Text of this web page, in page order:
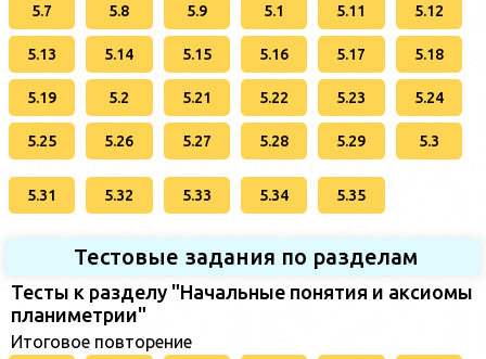
5.7 5.8 5.9 5.1 5.11 5.12
5.13 5.14 5.15 5.16 5.17 5.18
5.19 5.2 5.21 5.22 5.23 5.24
5.25 5.26 5.27 5.28 5.29 5.3
5.31 5.32 5.33 5.34 5.35
Тестовые задания по разделам
Тесты к разделу "Начальные понятия и аксиомы
планиметрии"
Итоговое повторение